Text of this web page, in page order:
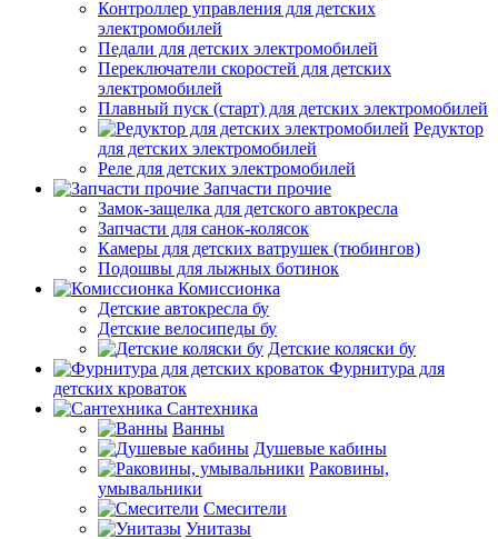
Контроллер управления для детских
электромобилей
Педали для детских электромобилей
Переключатели скоростей для детских
электромобилей
Плавный пуск (старт) для детских электромобилей
Редуктор
для детских электромобилей
Реле для детских электромобилей
Запчасти прочие
Замок-защелка для детского автокресла
Запчасти для санок-колясок
Камеры для детских ватрушек (тюбингов)
Подошвы для лыжных ботинок
Комиссионка
Детские автокресла бу
Детские велосипеды бу
Детские коляски бу
Фурнитура для
детских кроваток
Сантехника
Ванны
Душевые кабины
Раковины,
умывальники
Смесители
Унитазы